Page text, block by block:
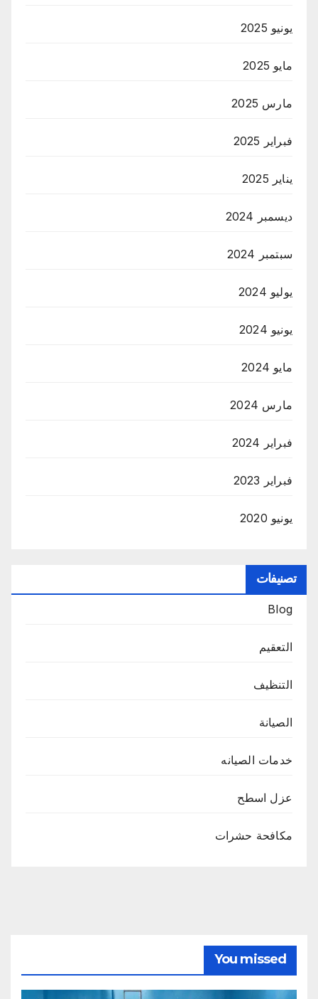
يونيو 2025
مايو 2025
مارس 2025
فبراير 2025
يناير 2025
ديسمبر 2024
سبتمبر 2024
يوليو 2024
يونيو 2024
مايو 2024
مارس 2024
فبراير 2024
فبراير 2023
يونيو 2020
تصنيفات
Blog
التعقيم
التنظيف
الصيانة
خدمات الصيانه
عزل اسطح
مكافحة حشرات
You missed